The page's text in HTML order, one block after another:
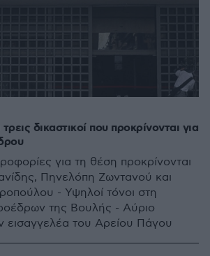
δικαστικοί που προκρίνονται για
για τη θέση προκρίνονται
Πηνελόπη Ζωντανού και
- Υψηλοί τόνοι στη
της Βουλής - Αύριο
εισαγγελέα του Αρείου Πάγου